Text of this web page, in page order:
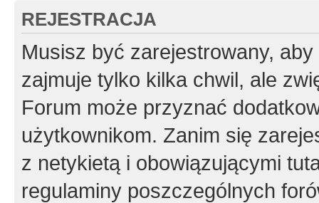
REJESTRACJA
Musisz być zarejestrowany,
zajmuje tylko kilka chwil, ale
Forum może przyznać
użytkownikom. Zanim się
z netykietą i obowiązującymi
regulaminy poszczególnych